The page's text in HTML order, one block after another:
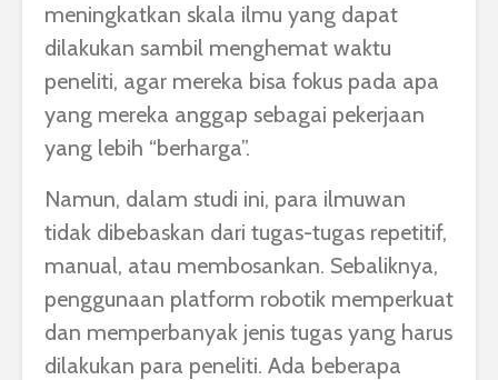
meningkatkan skala ilmu yang dapat
dilakukan sambil menghemat waktu
peneliti, agar mereka bisa fokus pada apa
yang mereka anggap sebagai pekerjaan
yang lebih “berharga”.
Namun, dalam studi ini, para ilmuwan
tidak dibebaskan dari tugas-tugas repetitif,
manual, atau membosankan. Sebaliknya,
penggunaan platform robotik memperkuat
dan memperbanyak jenis tugas yang harus
dilakukan para peneliti. Ada beberapa